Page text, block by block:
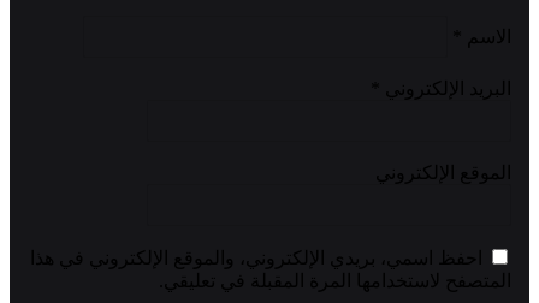
الاسم
البريد الإلكتروني
الموقع الإلكتروني
احفظ اسمي، بريدي الإلكتروني، والموقع الإلكتروني في هذا
المتصفح لاستخدامها المرة المقبلة في تعليقي.